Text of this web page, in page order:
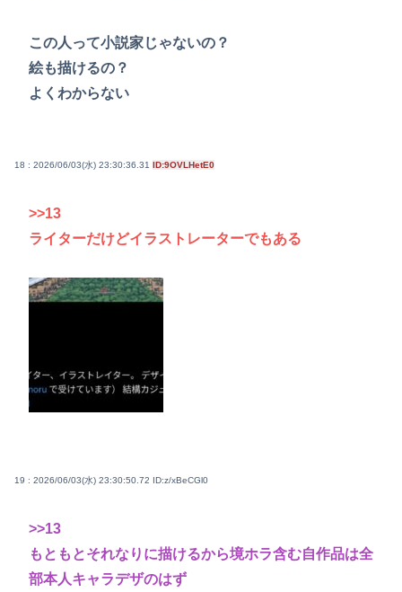
この人って小説家じゃないの？
絵も描けるの？
よくわからない
18 : 2026/06/03(水) 23:30:36.31 ID:9OVLHetE0
>>13
ライターだけどイラストレーターでもある
19 : 2026/06/03(水) 23:30:50.72 ID:z/xBeCGl0
>>13
もともとそれなりに描けるから境ホラ含む自作品は全
部本人キャラデザのはず